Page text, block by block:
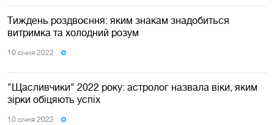
Тиждень роздвоєння: яким знакам знадобиться
витримка та холодний розум
10 сiчня 2022
"Щасливчики" 2022 року: астролог назвала віки, яким
зірки обіцяють успіх
10 сiчня 2022